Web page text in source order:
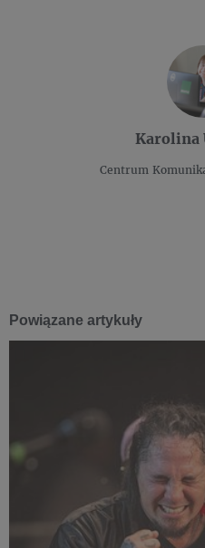
Karolina
Centrum
Powiązane artykuły